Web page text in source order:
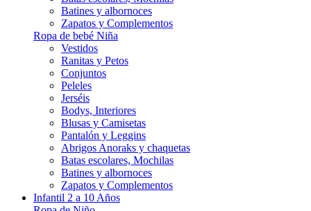
Batines y albornoces
Zapatos y Complementos
Ropa de bebé Niña
Vestidos
Ranitas y Petos
Conjuntos
Peleles
Jerséis
Bodys, Interiores
Blusas y Camisetas
Pantalón y Leggins
Abrigos Anoraks y chaquetas
Batas escolares, Mochilas
Batines y albornoces
Zapatos y Complementos
Infantil 2 a 10 Años